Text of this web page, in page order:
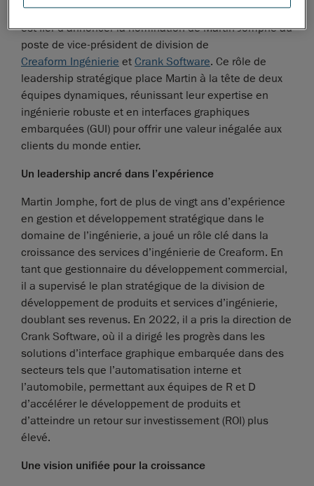
ainsi que de services d’ingénierie de classe mondiale,
est fier d’annoncer la nomination de Martin Jomphe au
poste de vice-président de division de
Creaform Ingénierie et Crank Software. Ce rôle de
leadership stratégique place Martin à la tête de deux
équipes dynamiques, réunissant leur expertise en
ingénierie robuste et en interfaces graphiques
embarquées (GUI) pour offrir une valeur inégalée aux
clients du monde entier.
Un leadership ancré dans l’expérience
Martin Jomphe, fort de plus de vingt ans d’expérience
en gestion et développement stratégique dans le
domaine de l’ingénierie, a joué un rôle clé dans la
croissance des services d’ingénierie de Creaform. En
tant que gestionnaire du développement commercial,
il a supervisé le plan stratégique de la division de
développement de produits et services d’ingénierie,
doublant ses revenus. En 2022, il a pris la direction de
Crank Software, où il a dirigé les progrès dans les
solutions d’interface graphique embarquée dans des
secteurs tels que l’automatisation interne et
l’automobile, permettant aux équipes de R et D
d’accélérer le développement de produits et
d’atteindre un retour sur investissement (ROI) plus
élevé.
Une vision unifiée pour la croissance